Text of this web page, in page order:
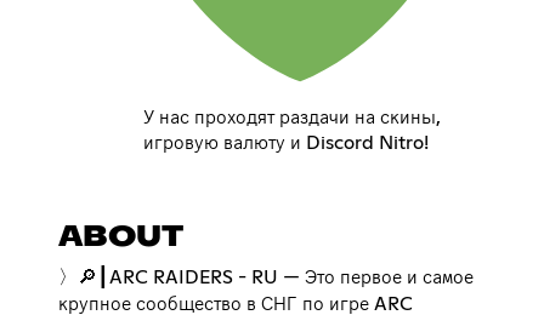
У нас проходят раздачи на скины,
игровую валюту и Discord Nitro!
ABOUT
〉🔎┃ARC RAIDERS - RU — Это первое и самое
крупное сообщество в СНГ по игре ARC